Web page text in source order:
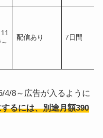
配信あり 7日間
4/8～広告が入るように
るには、別途月額390